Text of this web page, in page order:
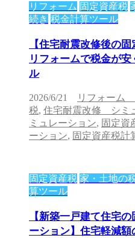
リフォーム 固定資産税
続き 税金計算ツール
【住宅耐震改修後の
リフォームで税金が
ル
2026/6/21 リフォーム
税, 住宅耐震改修 シミ
ミュレーション, 固定資
ーション, 固定資産税計
固定資産税 家・土地の
算ツール
【新築一戸建て住宅
ーション】住宅軽減